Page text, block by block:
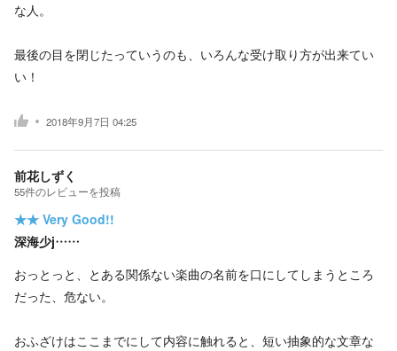
な人。
最後の目を閉じたっていうのも、いろんな受け取り方が出来てい
い！
2018年9月7日 04:25
前花しずく
55件のレビューを投稿
★★ Very Good!!
深海少j……
おっとっと、とある関係ない楽曲の名前を口にしてしまうところ
だった、危ない。
おふざけはここまでにして内容に触れると、短い抽象的な文章な